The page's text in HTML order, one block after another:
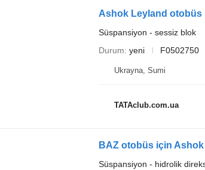
Süspansiyon - sessiz blok
Durum yeni F0502750
Ukrayna, Sumi
TATAclub.com.ua
BAZ otobüs için
Süspansiyon - hidrolik